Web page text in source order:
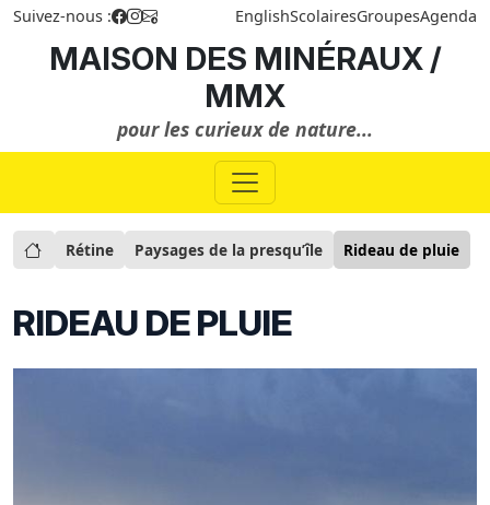
Suivez-nous : EnglishScolairesGroupesAgenda
MAISON DES MINÉRAUX /
MMX
pour les curieux de nature...
Rétine Paysages de la presqu’île Rideau de pluie
RIDEAU DE PLUIE